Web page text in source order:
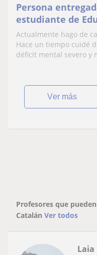
Persona
estudiante de
bilingüe:
con don de
Actualmente hago de
Hace un tiempo cuidé
déficit mental severo y
ver más
Profesores que
Catalán Ver todos
Laia